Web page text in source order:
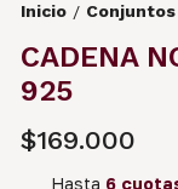
Inicio / Conjuntos
CADENA
925
$169.000
Hasta 6